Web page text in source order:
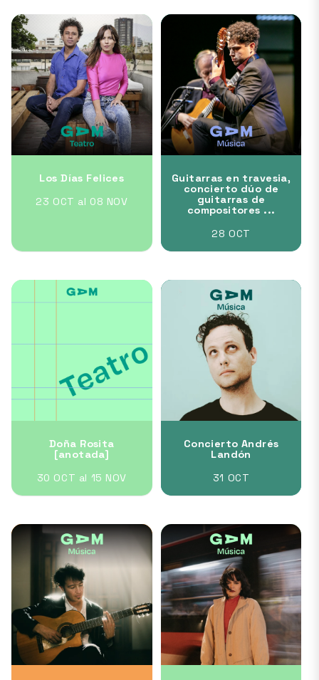
Los Días Felices
23 OCT al 08 NOV
Guitarras en travesia,
concierto dúo de
guitarras de
compositores ...
28 OCT
Doña Rosita
[anotada]
30 OCT al 15 NOV
Concierto Andrés
Landón
31 OCT